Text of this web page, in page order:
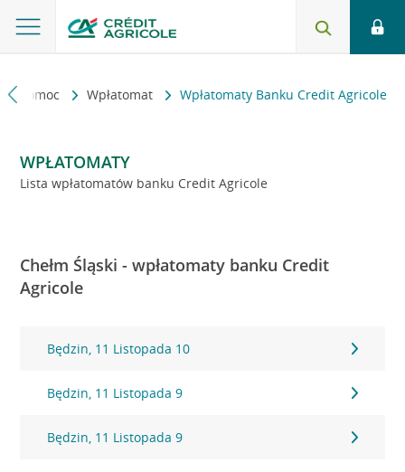
i pomoc Wpłatomat Wpłatomaty Banku Credit Agricole
WPŁATOMATY
Lista wpłatomatów banku Credit Agricole
Chełm Śląski - wpłatomaty banku Credit
Agricole
Będzin, 11 Listopada 10
Będzin, 11 Listopada 9
Będzin, 11 Listopada 9